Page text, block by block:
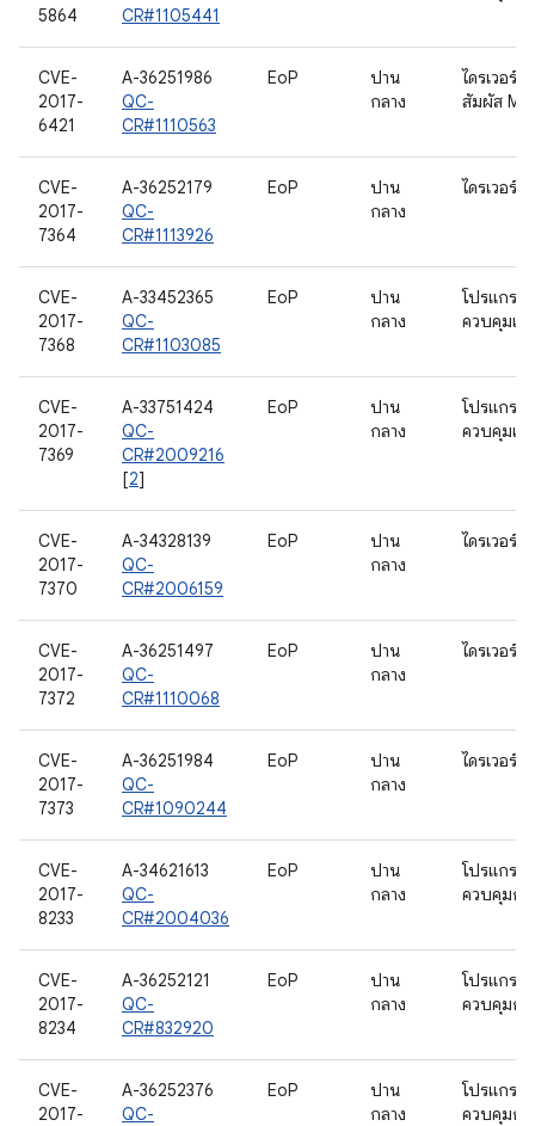
5864
CR#1105441
CVE-
2017-
6421
A-36251986
QC-
CR#1110563
EoP
ปาน
กลาง
ไดรเวอร์
สัมผัส
CVE-
2017-
7364
A-36252179
QC-
CR#1113926
EoP
ปาน
กลาง
ไดรเวอร์วิ
CVE-
2017-
7368
A-33452365
QC-
CR#1103085
EoP
ปาน
กลาง
โปรแกรม
ควบคุมเสี
CVE-
2017-
7369
A-33751424
QC-
CR#2009216
[2]
EoP
ปาน
กลาง
โปรแกรม
ควบคุมเสี
CVE-
2017-
7370
A-34328139
QC-
CR#2006159
EoP
ปาน
กลาง
ไดรเวอร์วิ
CVE-
2017-
7372
A-36251497
QC-
CR#1110068
EoP
ปาน
กลาง
ไดรเวอร์วิ
CVE-
2017-
7373
A-36251984
QC-
CR#1090244
EoP
ปาน
กลาง
ไดรเวอร์วิ
CVE-
2017-
8233
A-34621613
QC-
CR#2004036
EoP
ปาน
กลาง
โปรแกรม
ควบคุมกล้
CVE-
2017-
8234
A-36252121
QC-
CR#832920
EoP
ปาน
กลาง
โปรแกรม
ควบคุมกล้
CVE-
2017-
A-36252376
QC-
EoP
ปาน
กลาง
โปรแกรม
ควบคุมกล้